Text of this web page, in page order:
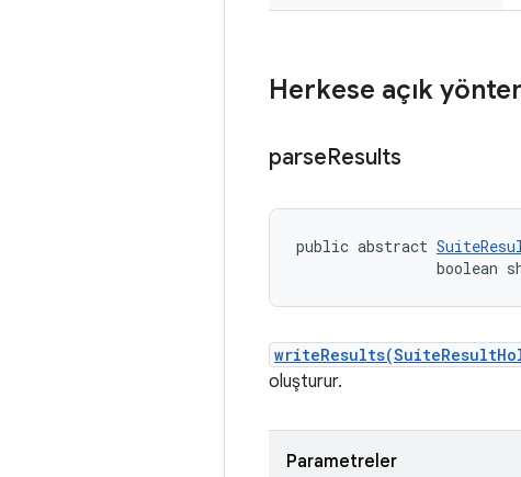
Herkese açık
parseResults
public abstract
boolean
oluşturur.
Parametreler